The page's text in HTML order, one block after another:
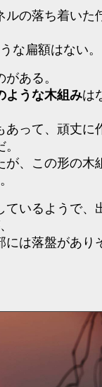
の落ち着いた
な扁額はない。
ある。
ような木組みは
あって、頑丈に
が、この形の木
ているようで、
には落盤があり